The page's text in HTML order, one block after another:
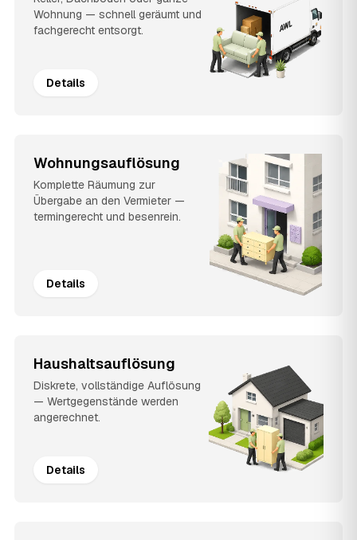
Wohnung — schnell geräumt und
fachgerecht entsorgt.
Details
Wohnungsauflösung
Komplette Räumung zur
Übergabe an den Vermieter —
termingerecht und besenrein.
Details
Haushaltsauflösung
Diskrete, vollständige Auflösung
— Wertgegenstände werden
angerechnet.
Details